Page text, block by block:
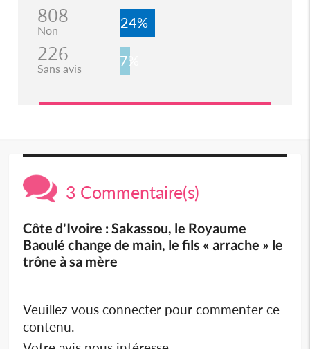
808
Non 24%
226
Sans avis 7%
3 Commentaire(s)
Côte d'Ivoire : Sakassou, le Royaume
Baoulé change de main, le fils « arrache » le
trône à sa mère
Veuillez vous connecter pour commenter ce
contenu.